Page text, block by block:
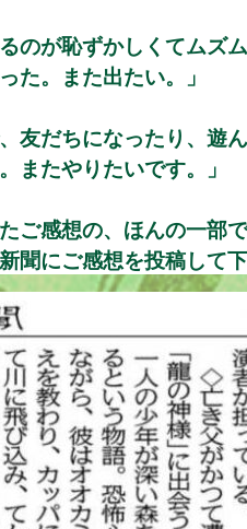
るのが恥ずかしくてム
た。また出たい。」
、友だちになったり、
またやりたいです。」
ご感想の、ほんの一部
聞にご感想を投稿して